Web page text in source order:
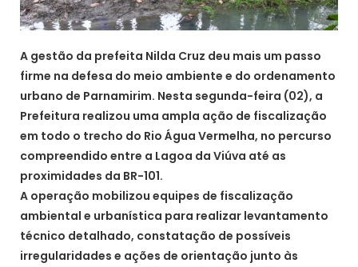
A gestão da prefeita Nilda Cruz deu mais um passo
firme na defesa do meio ambiente e do ordenamento
urbano de Parnamirim. Nesta segunda-feira (02), a
Prefeitura realizou uma ampla ação de fiscalização
em todo o trecho do Rio Água Vermelha, no percurso
compreendido entre a Lagoa da Viúva até as
proximidades da BR-101.
A operação mobilizou equipes de fiscalização
ambiental e urbanística para realizar levantamento
técnico detalhado, constatação de possíveis
irregularidades e ações de orientação junto às